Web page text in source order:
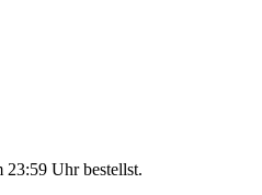
23:59 Uhrbestellst.